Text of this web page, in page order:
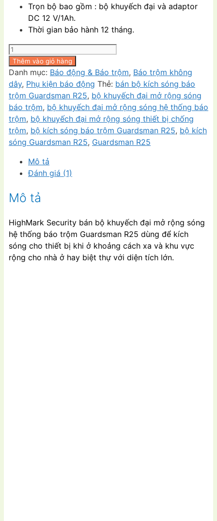
Trọn bộ bao gồm : bộ khuyếch đại và adaptor
DC 12 V/1Ah.
Thời gian bảo hành 12 tháng.
Bộ
khuyếch
đại
mở
rộng
sóng
hệ
thống
báo
Guardsman
R25
lượng
Thêm vào giỏ hàng
Danh mục: Báo động & Báo trộm, Báo trộm không
dây, Phụ kiện báo động Thẻ: bán bộ kích sóng báo
trộm Guardsman R25, bộ khuyếch đại mở rộng sóng
báo trộm, bộ khuyếch đại mở rộng sóng hệ thống báo
trộm, bộ khuyếch đại mở rộng sóng thiết bị chống
trộm, bộ kích sóng báo trộm Guardsman R25, bộ kích
sóng Guardsman R25, Guardsman R25
Mô tả
Đánh giá (1)
Mô tả
HighMark Security bán bộ khuyếch đại mở rộng sóng
hệ thống báo trộm Guardsman R25 dùng để kích
sóng cho thiết bị khi ở khoảng cách xa và khu vực
rộng cho nhà ở hay biệt thự với diện tích lớn.